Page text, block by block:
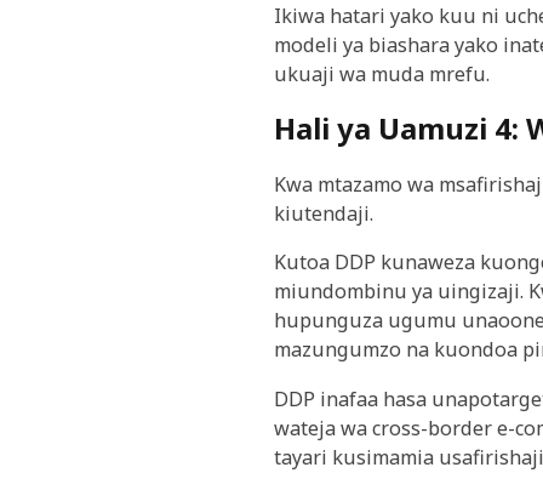
Ikiwa hatari yako kuu ni
modeli ya biashara yako
ukuaji wa muda mrefu.
Hali ya Uamuzi 4:
Kwa mtazamo wa
kiutendaji.
Kutoa DDP kunaweza
miundombinu ya uingizaji.
hupunguza ugumu
mazungumzo na kuondoa
DDP inafaa hasa
wateja wa cross-border e-
tayari kusimamia